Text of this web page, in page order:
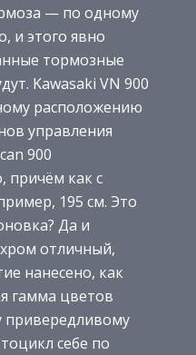
— по одному
и этого явно
тормозные
Kawasaki VN 900
расположению
управления
900
причём как с
195 см. Это
Да и
отличный,
нанесено, как
гамма цветов
привередливому
себе по